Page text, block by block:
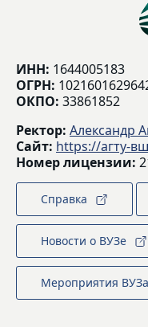
ИНН: 1644005183
ОГРН:
ОКПО: 33861852
Ректор: Александр
Сайт: https://агту-
Номер лицензии:
Справка
Новости о ВУЗе
Мероприятия ВУЗа